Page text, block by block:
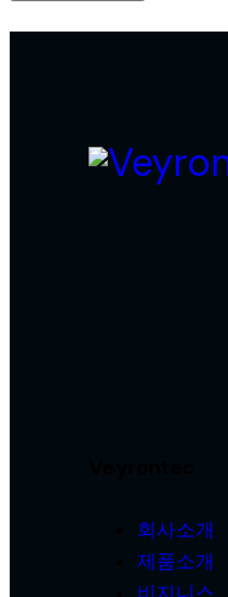
회사소개
제품소개